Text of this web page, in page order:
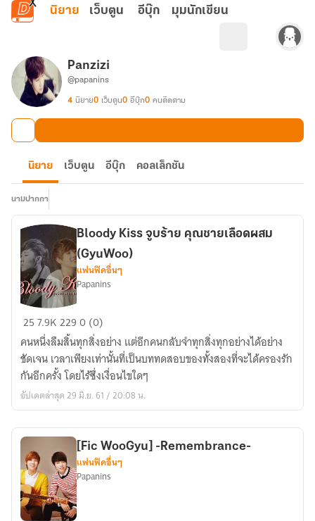
ข้ามไปยังเนื้อหาหลัก
นิยาย เว็บตูน อีบุ๊ก มุมนักเขียน
Panzizi
@papanins
4 นิยาย0 เว็บตูน0 อีบุ๊ก0 คนติดตาม
นิยาย เว็บตูน อีบุ๊ก คอลเล็กชัน
นามปากกา
Bloody
Kiss
จูบ
ร้าย
คุณชาย
เลือด
(GyuWoo)
Bloody Kiss จูบร้าย คุณชายเลือดผสม
(GyuWoo)
แฟนฟิคอื่นๆ
Papanins
257.9K2290 (0)
คนหนึ่งลืมสิ้นทุกสิ่งอย่าง แต่อีกคนกลับจำทุกสิ่งทุกอย่างได้อย่าง
ชัดเจน เวลาเพียงเท่านั้นที่เป็นบททดสอบของทั้งสองที่จะได้ครองรัก
กันอีกครั้ง โดยไร้ซึ่งเงื่อนไขใดๆ
อัปเดตล่าสุด 29 มิ.ย. 61 / 20:08 น.
[Fic WooGyu] -Remembrance-
แฟนฟิคอื่นๆ
Papanins